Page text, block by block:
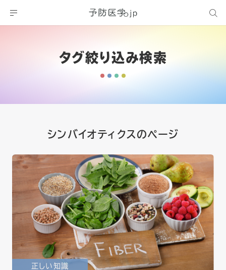
タグ絞り込み検索
シンバイオティクスのページ
正しい知識